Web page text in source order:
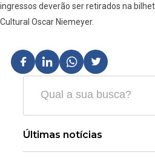
ingressos deverão ser retirados na
Cultural Oscar Niemeyer.
Últimas notícias